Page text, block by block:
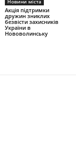
Акція підтримки
дружин зниклих
безвісти захисників
України в
Нововолинську